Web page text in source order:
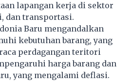
lapangan kerja di sektor
dan transportasi.
Baru mengandalkan
kebutuhan barang, yang
perdagangan teritori
harga barang dan
yang mengalami deflasi.